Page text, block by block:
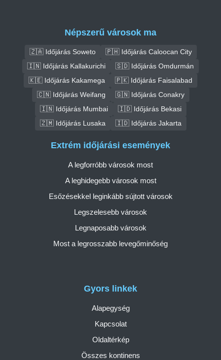
Népszerű városok ma
🇿🇦 Időjárás Soweto
🇵🇭 Időjárás Caloocan City
🇮🇳 Időjárás Kallakurichi
🇸🇩 Időjárás Omdurmán
🇰🇪 Időjárás Kakamega
🇵🇰 Időjárás Faisalabad
🇨🇳 Időjárás Weifang
🇬🇳 Időjárás Conakry
🇮🇳 Időjárás Mumbai
🇮🇩 Időjárás Bekasi
🇿🇲 Időjárás Lusaka
🇮🇩 Időjárás Jakarta
Gyors linkek
Alapegység
Kapcsolat
Oldaltérkép
Összes kontinens
Extrém időjárási események
A legforróbb városok most
A leghidegebb városok most
Esőzésekkel leginkább sújtott városok
Legszelesebb városok
Legnaposabb városok
Most a legrosszabb levegőminőség